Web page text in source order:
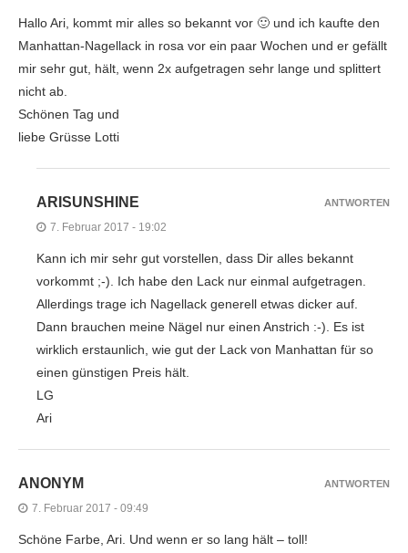
Hallo Ari, kommt mir alles so bekannt vor 🙂 und ich kaufte den
Manhattan-Nagellack in rosa vor ein paar Wochen und er gefällt
mir sehr gut, hält, wenn 2x aufgetragen sehr lange und splittert
nicht ab.
Schönen Tag und
liebe Grüsse Lotti
ARISUNSHINE
7. Februar 2017 - 19:02
Kann ich mir sehr gut vorstellen, dass Dir alles bekannt
vorkommt ;-). Ich habe den Lack nur einmal aufgetragen.
Allerdings trage ich Nagellack generell etwas dicker auf.
Dann brauchen meine Nägel nur einen Anstrich :-). Es ist
wirklich erstaunlich, wie gut der Lack von Manhattan für so
einen günstigen Preis hält.
LG
Ari
ANTWORTEN
ANONYM
7. Februar 2017 - 09:49
Schöne Farbe, Ari. Und wenn er so lang hält – toll!
ANTWORTEN